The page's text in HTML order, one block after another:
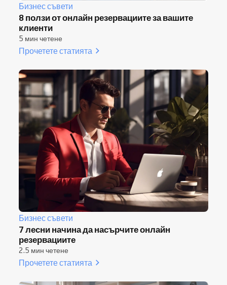
Бизнес съвети
8 ползи от онлайн резервациите за вашите
клиенти
5 мин четене
Прочетете статията
Бизнес съвети
7 лесни начина да насърчите онлайн
резервациите
2.5 мин четене
Прочетете статията